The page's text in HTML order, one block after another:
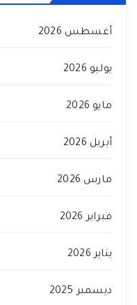
أغسطس 2026
يوليو 2026
مايو 2026
أبريل 2026
مارس 2026
فبراير 2026
يناير 2026
ديسمبر 2025